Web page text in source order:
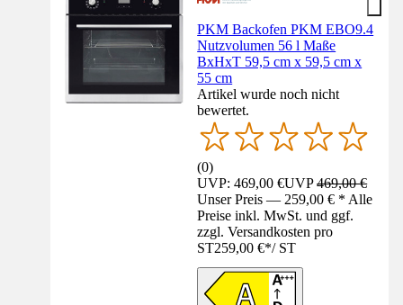
PKM Backofen PKM EBO9.4
Nutzvolumen 56 l Maße
BxHxT 59,5 cm x 59,5 cm x
55 cm
Artikel wurde noch nicht
bewertet.
(0)
UVP: 469,00 €UVP469,00 €
Unser Preis — 259,00 € * Alle
Preise inkl. MwSt. und ggf.
zzgl. Versandkosten pro
ST259,00 €*/ ST